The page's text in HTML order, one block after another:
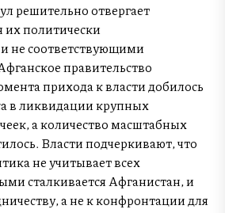
решительно отвергает
их политически
не соответствующими
правительство
прихода к власти добилось
в ликвидации крупных
а количество масштабных
Власти подчеркивают, что
не учитывает всех
сталкивается Афганистан, и
а не к конфронтации для